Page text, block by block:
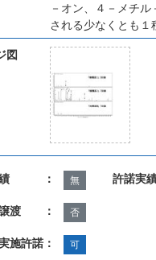
－オン、４－メチ
される少なくとも１
図
績 ： 無 許諾実
譲渡 ： 否
施許諾： 可